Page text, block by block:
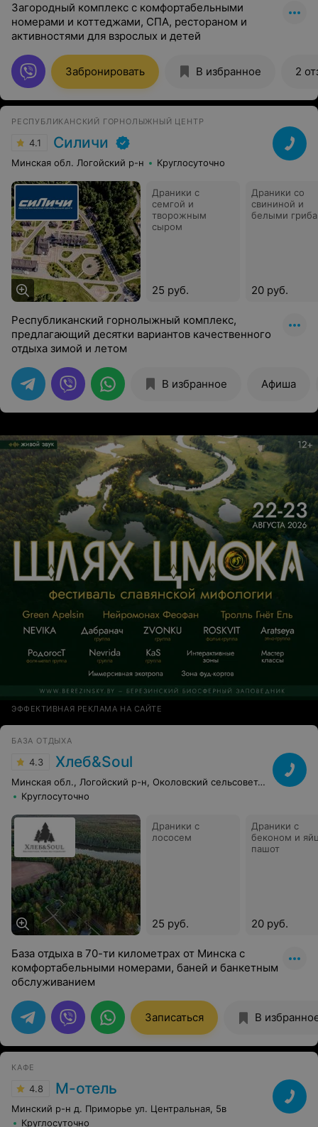
Загородный комплекс с комфортабельными
номерами и коттеджами, СПА, рестораном и
активностями для взрослых и детей
Забронировать В избранное 2
РЕСПУБЛИКАНСКИЙ ГОРНОЛЫЖНЫЙ ЦЕНТР
4.1 Силичи
Минская обл. Логойский р-н Круглосуточно
Драники с
семгой и
творожным
сыром
25 руб.
Драники со
свининой и
белыми
20 руб.
Республиканский горнолыжный комплекс,
предлагающий десятки вариантов качественного
отдыха зимой и летом
В избранное Афиша
ЭФФЕКТИВНАЯ РЕКЛАМА НА САЙТЕ
БАЗА ОТДЫХА
4.3 Хлеб&Soul
Минская обл., Логойский р-н, Околовский сельсовет, 4
Круглосуточно
Драники с
лососем
25 руб.
Драники с
беконом и
пашот
20 руб.
База отдыха в 70-ти километрах от Минска с
комфортабельными номерами, баней и банкетным
обслуживанием
Записаться В
КАФЕ
4.8 М-отель
Минский р-н д. Приморье ул. Центральная, 5в
Круглосуточно